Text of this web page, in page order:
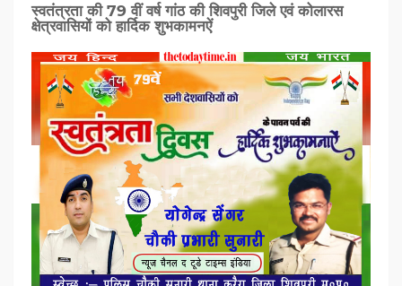
स्वतंत्रता की 79 वीं वर्ष गांठ की शिवपुरी जिले एवं कोलारस
क्षेत्रवासियों को हार्दिक शुभकामनऐं